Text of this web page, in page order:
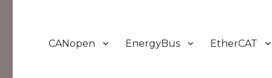
CANopen EnergyBus EtherCAT